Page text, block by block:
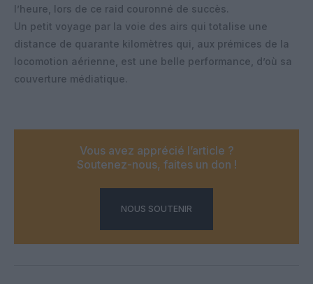
l’heure, lors de ce raid couronné de succès.
Un petit voyage par la voie des airs qui totalise une
distance de quarante kilomètres qui, aux prémices de la
locomotion aérienne, est une belle performance, d’où sa
couverture médiatique.
Vous avez apprécié l’article ?
Soutenez-nous, faites un don !
NOUS SOUTENIR